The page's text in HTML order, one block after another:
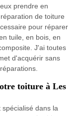
prendre en
de toiture
pour réparer
tuile, en bois, en
J'ai toutes
d'acquérir sans
toiture à Les
dans la